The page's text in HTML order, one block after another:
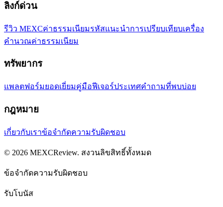
ลิงก์ด่วน
รีวิว MEXCค่าธรรมเนียมรหัสแนะนำการเปรียบเทียบเครื่อง
คำนวณค่าธรรมเนียม
ทรัพยากร
แพลตฟอร์มยอดเยี่ยมคู่มือฟีเจอร์ประเทศคำถามที่พบบ่อย
กฎหมาย
เกี่ยวกับเราข้อจำกัดความรับผิดชอบ
© 2026 MEXCReview. สงวนลิขสิทธิ์ทั้งหมด
ข้อจำกัดความรับผิดชอบ
รับโบนัส